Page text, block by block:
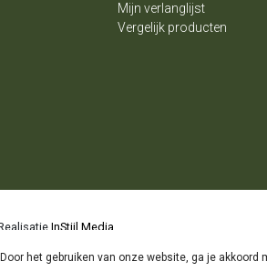
Mijn verlanglijst
Vergelijk producten
InStijl Media
Disclaimer RSS Feed
Door het gebruiken van onze website, ga je